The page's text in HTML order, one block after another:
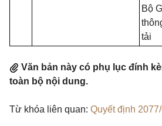
Bộ
tải
Văn bản này có phụ lục đính
toàn bộ nội dung.
Từ khóa liên quan: Quyết định